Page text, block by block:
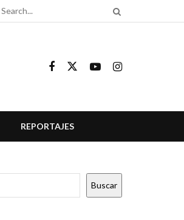
REPORTAJES
Buscar